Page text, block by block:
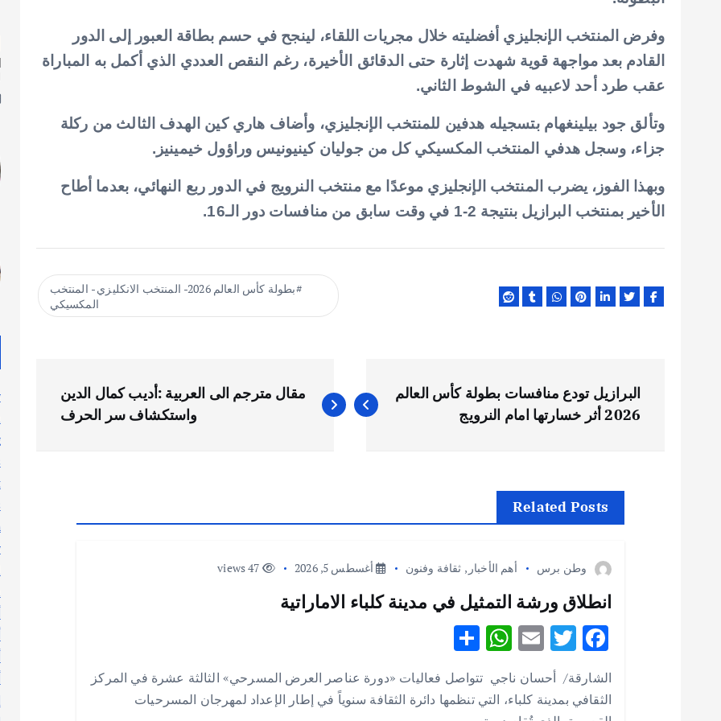
o
k
p
وفرض المنتخب الإنجليزي أفضليته خلال مجريات اللقاء، لينجح في حسم بطاقة العبور إلى الدور
القادم بعد مواجهة قوية شهدت إثارة حتى الدقائق الأخيرة، رغم النقص العددي الذي أكمل به المباراة
عقب طرد أحد لاعبيه في الشوط الثاني.
وتألق جود بيلينغهام بتسجيله هدفين للمنتخب الإنجليزي، وأضاف هاري كين الهدف الثالث من ركلة
جزاء، وسجل هدفي المنتخب المكسيكي كل من جوليان كينيونيس وراؤول خيمينيز.
وبهذا الفوز، يضرب المنتخب الإنجليزي موعدًا مع منتخب النرويج في الدور ربع النهائي، بعدما أطاح
الأخير بمنتخب البرازيل بنتيجة 2-1 في وقت سابق من منافسات دور الـ16.
بطولة كأس العالم 2026- المنتخب الانكليزي - المنتخب
المكسيكي
ص
البرازيل تودع منافسات بطولة كأس العالم
2026 أثر خسارتها امام النرويج
مقال مترجم الى العربية :أديب كمال الدين
واستكشاف سر الحرف
Related Posts
وطن برس أهم الأخبار , ثقافة وفنون أغسطس 5, 2026
انطلاق ورشة التمثيل في مدينة كلباء الاماراتية
F
e
T
w
it
E
m
ai
W
at
h
ar
الشارقة/ أحسان ناجي تتواصل فعاليات «دورة عناصر العرض المسرحي» الثالثة عشرة في المركز
الثقافي بمدينة كلباء، التي تنظمها دائرة الثقافة سنوياً في إطار الإعداد لمهرجان المسرحيات